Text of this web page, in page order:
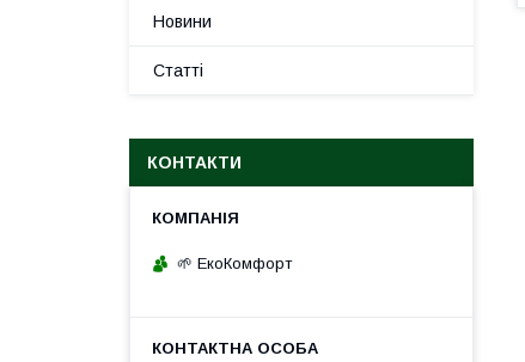
Новини
Статті
КОНТАКТИ
🌱 ЕкоКомфорт